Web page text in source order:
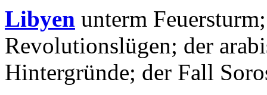
Libyen unterm
Revolutionslügen; der
Hintergründe; der Fall